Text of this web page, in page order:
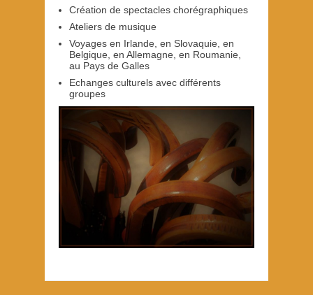
Création de spectacles chorégraphiques
Ateliers de musique
Voyages en Irlande, en Slovaquie, en
Belgique, en Allemagne, en Roumanie,
au Pays de Galles
Echanges culturels avec différents
groupes